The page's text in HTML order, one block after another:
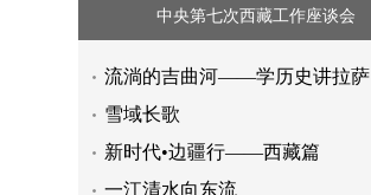
中央第七次西藏工作座谈会
流淌的吉曲河——学历史讲拉萨
雪域长歌
新时代•边疆行——西藏篇
一江清水向东流